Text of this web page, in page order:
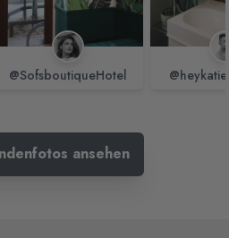
@SofsboutiqueHotel
ansehen